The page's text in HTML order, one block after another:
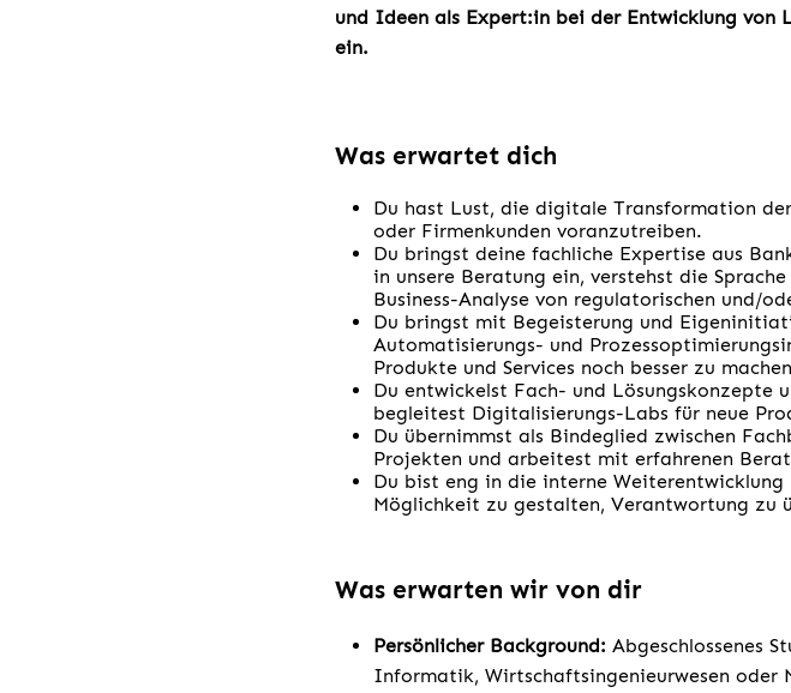
und Ideen als Expert:in bei der Entwicklung
ein.
Was erwartet dich
Du hast Lust, die digitale Transformation
oder Firmenkunden voranzutreiben.
Du bringst deine fachliche Expertise aus
in unsere Beratung ein, verstehst die
Business-Analyse von regulatorischen und/
Du bringst mit Begeisterung und
Automatisierungs- und
Produkte und Services noch besser zu
Du entwickelst Fach- und Lösungskonzepte
begleitest Digitalisierungs-Labs für neue
Du übernimmst als Bindeglied zwischen
Projekten und arbeitest mit erfahrenen
Du bist eng in die interne
Möglichkeit zu gestalten, Verantwortung zu
Was erwarten wir von dir
Persönlicher Background: Abgeschlossenes
Informatik, Wirtschaftsingenieurwesen oder